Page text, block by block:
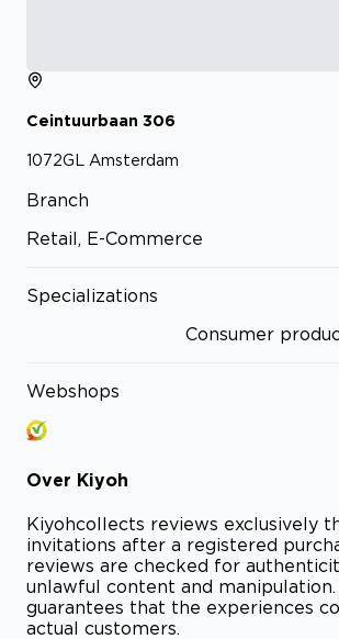
Ceintuurbaan 306
1072GL Amsterdam
Branch
Retail, E-Commerce
Specializations
Consumer
Webshops
Over Kiyoh
Kiyohcollects reviews exclusively
invitations after a registered
reviews are checked for
unlawful content and manipulation.
guarantees that the experiences
actual customers.